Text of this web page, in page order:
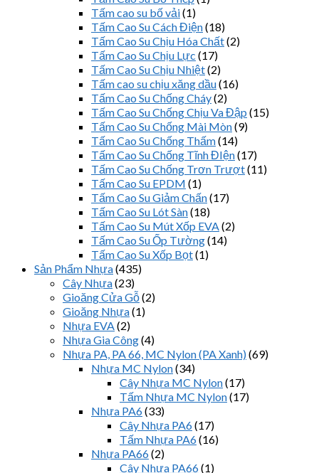
Tấm cao su bố vải(1)
Tấm Cao Su Cách Điện(18)
Tấm Cao Su Chịu Hóa Chất(2)
Tấm Cao Su Chịu Lực (17)
Tấm Cao Su Chịu Nhiệt(2)
Tấm cao su chịu xăng dầu(16)
Tấm Cao Su Chống Cháy(2)
Tấm Cao Su Chống Chịu Va Đập (15)
Tấm Cao Su Chống Mài Mòn(9)
Tấm Cao Su Chống Thấm(14)
Tấm Cao Su Chống Tĩnh ĐIện(17)
Tấm Cao Su Chống Trơn Trượt(11)
Tấm Cao Su EPDM (1)
Tấm Cao Su Giảm Chấn(17)
Tấm Cao Su Lót Sàn(18)
Tấm Cao Su Mút Xốp EVA(2)
Tấm Cao Su Ốp Tường(14)
Tấm Cao Su Xốp Bọt(1)
Sản Phẩm Nhựa(435)
Cây Nhựa(23)
Gioăng Cửa Gỗ(2)
Gioăng Nhựa(1)
Nhựa EVA(2)
Nhựa Gia Công(4)
Nhựa PA, PA 66, MC Nylon (PA Xanh)(69)
Nhựa MC Nylon(34)
Cây Nhựa MC Nylon(17)
Tấm Nhựa MC Nylon(17)
Nhựa PA6(33)
Cây Nhựa PA6(17)
Tấm Nhựa PA6(16)
Nhựa PA66(2)
Cây Nhựa PA66(1)